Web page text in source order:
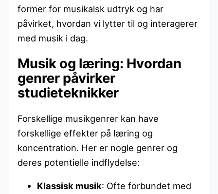
former for musikalsk udtryk og har
påvirket, hvordan vi lytter til og interagerer
med musik i dag.
Musik og læring: Hvordan
genrer påvirker
studieteknikker
Forskellige musikgenrer kan have
forskellige effekter på læring og
koncentration. Her er nogle genrer og
deres potentielle indflydelse:
Klassisk musik: Ofte forbundet med